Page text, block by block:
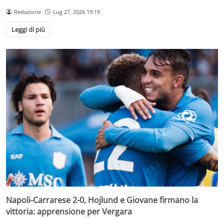
Redazione Lug 27, 2026 19:19
Leggi di più
Napoli-Carrarese 2-0, Hojlund e Giovane firmano la
vittoria: apprensione per Vergara